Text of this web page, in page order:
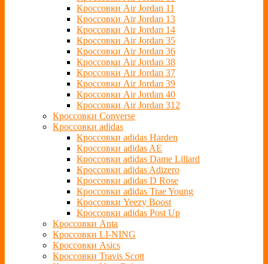
Кроссовки Air Jordan 11
Кроссовки Air Jordan 13
Кроссовки Air Jordan 14
Кроссовки Air Jordan 35
Кроссовки Air Jordan 36
Кроссовки Air Jordan 38
Кроссовки Air Jordan 37
Кроссовки Air Jordan 39
Кроссовки Air Jordan 40
Кроссовки Air Jordan 312
Кроссовки Converse
Кроссовки adidas
Кроссовки adidas Harden
Кроссовки adidas AE
Кроссовки adidas Dame Lillard
Кроссовки adidas Adizero
Кроссовки adidas D Rose
Кроссовки adidas Trae Young
Кроссовки Yeezy Boost
Кроссовки adidas Post Up
Кроссовки Anta
Кроссовки LI-NING
Кроссовки Asics
Кроссовки Travis Scott